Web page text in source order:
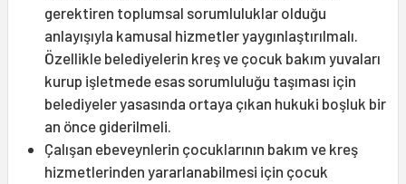
gerektiren toplumsal sorumluluklar olduğu
anlayışıyla kamusal hizmetler yaygınlaştırılmalı.
Özellikle belediyelerin kreş ve çocuk bakım yuvaları
kurup işletmede esas sorumluluğu taşıması için
belediyeler yasasında ortaya çıkan hukuki boşluk bir
an önce giderilmeli.
Çalışan ebeveynlerin çocuklarının bakım ve kreş
hizmetlerinden yararlanabilmesi için çocuk